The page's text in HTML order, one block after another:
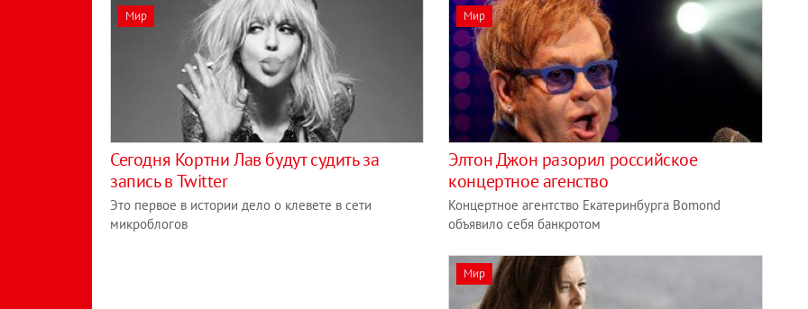
Мир
Сегодня Кортни Лав будут судить за
запись в Twitter
Это первое в истории дело о клевете в сети
микроблогов
Мир
Элтон Джон разорил российское
концертное агенство
Концертное агентство Екатеринбурга Bomond
объявило себя банкротом
Мир